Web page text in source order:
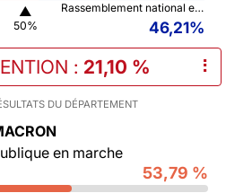
▲
50%
Rassemblement national et ses alliés
46,21%
: 21,10 % ⠇
DU DÉPARTEMENT
en marche
53,79 %